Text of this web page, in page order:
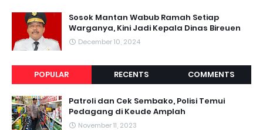
Sosok Mantan Wabub Ramah Setiap
Warganya, Kini Jadi Kepala Dinas Bireuen
December 10, 2024
POPULAR RECENTS COMMENTS
Patroli dan Cek Sembako, Polisi Temui
Pedagang di Keude Amplah
November 11, 2023